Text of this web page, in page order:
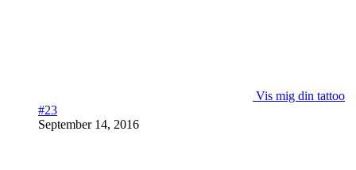
Vis mig din tattoo
#23
September 14, 2016